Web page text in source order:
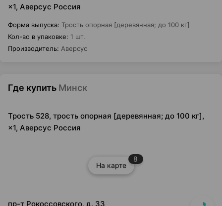
×1, Аверсус Россия
Форма выпуска: Трость опорная [деревянная; до 100 кг]
Кол-во в упаковке: 1 шт.
Производитель: Аверсус
Где купить Минск
Трость 528, трость опорная [деревянная; до 100 кг],
×1, Аверсус Россия
На карте
8
пр-т Рокоссовского, д. 33